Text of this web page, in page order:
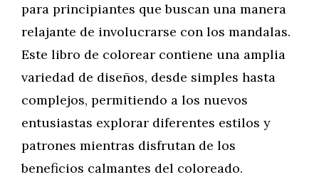
para principiantes que buscan una manera
relajante de involucrarse con los mandalas.
Este libro de colorear contiene una amplia
variedad de diseños, desde simples hasta
complejos, permitiendo a los nuevos
entusiastas explorar diferentes estilos y
patrones mientras disfrutan de los
beneficios calmantes del coloreado.